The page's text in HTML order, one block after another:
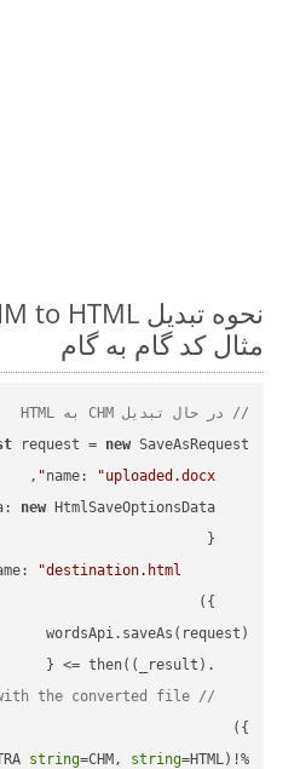
مثال کد گام به گام
// در حال تبدیل CHM به HTML
request = new
name: "uploaded.docx"
: new
:
"destination.html"
    .then(
( _result ) =>
// deal with the converted file
%!(EXTRA
string=CHM, string=HTML)